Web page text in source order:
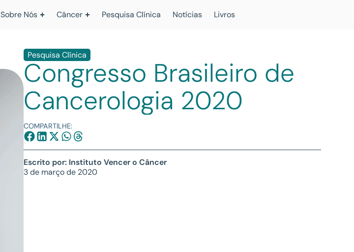
Sobre Nós Câncer Pesquisa Clínica Notícias Livros
Pesquisa Clínica
Congresso Brasileiro de
Cancerologia 2020
COMPARTILHE:
Escrito por: Instituto Vencer o Câncer
3 de março de 2020